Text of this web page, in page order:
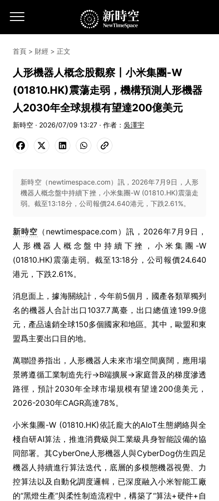
首頁 > 財經 > 正文
人形機器人概念股觀察丨小米集團-W
(01810.HK)震蕩走弱，機構預測人形機器
人2030年全球規模有望達200億美元
新時空 · 2026/07/09 13:27 · 作者： 吳澤宇
新時空（newtimespace.com）訊，2026年7月9日，人形
機器人概念盤中持續下挫，小米集團-W (01810.HK)震蕩走
弱。截至13:18分，公司報價24.640港元，下跌2.61%。
新時空 （newtimespace.com）訊，2026年7月9日，
人形機器人概念盤中持續下挫，小米集團-W
(01810.HK)震蕩走弱。截至13:18分，公司報價24.640
港元，下跌2.61%。
消息面上，據海關統計，今年前5個月，國產各類單獨列
名的機器人合計出口1037.7萬臺，出口總值達199.9億
元，產品遠銷全球150多個國家和地區。其中，歐盟和東
盟爲主要出口目的地。
萬聯證券指出，人形機器人未來市場空間廣闊，應用場
景將遵循工業制造先行→B端擴展→家庭普及的梯度滲透
路徑，預計2030年全球市場規模有望達200億美元，
2026-2030年CAGR高達78%。
小米集團-W (01810.HK)依託龐大的AIoT生態網絡與全
棧自研AI算法，推進消費級與工業級具身智能設備的協
同部署。其CyberOne人形機器人與CyberDog仿生四足
機器人持續進行算法迭代，底層的多模態機器視覺、力
控算法以及自動化調度邏輯，已深度融入小米智能工廠
的“黑燈生產”與柔性制造流程中，構築了“算法+硬件+自